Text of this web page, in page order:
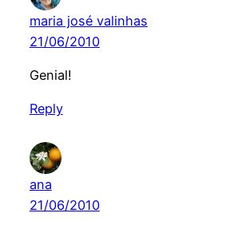
maria josé valinhas
21/06/2010
Genial!
Reply
ana
21/06/2010